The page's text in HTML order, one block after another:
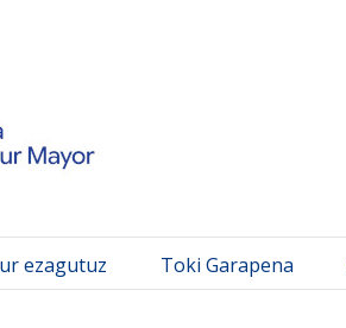
ezagutuz Toki Garapena